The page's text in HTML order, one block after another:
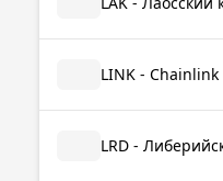
LINK - Chainlink
LRD -